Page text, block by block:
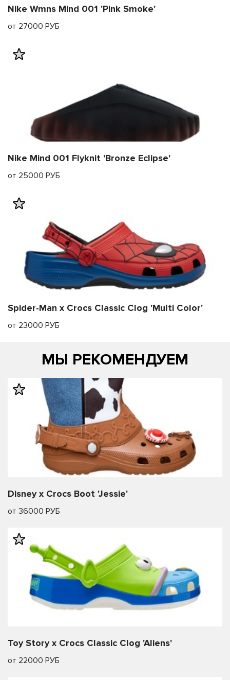
Nike Wmns Mind 001 'Pink Smoke'
от 27000 РУБ
Nike Mind 001 Flyknit 'Bronze Eclipse'
от 25000 РУБ
Spider-Man x Crocs Classic Clog 'Multi Color'
от 23000 РУБ
МЫ РЕКОМЕНДУЕМ
Disney x Crocs Boot 'Jessie'
от 36000 РУБ
Toy Story x Crocs Classic Clog 'Aliens'
от 22000 РУБ